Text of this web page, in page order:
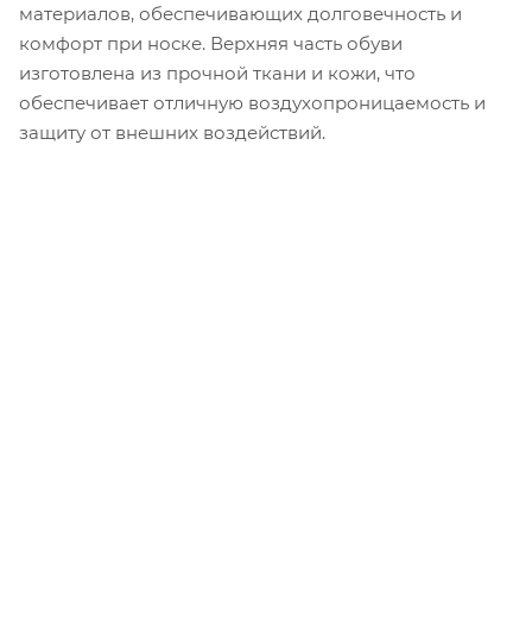
материалов, обеспечивающих долговечность и
комфорт при носке. Верхняя часть обуви
изготовлена из прочной ткани и кожи, что
обеспечивает отличную воздухопроницаемость и
защиту от внешних воздействий.